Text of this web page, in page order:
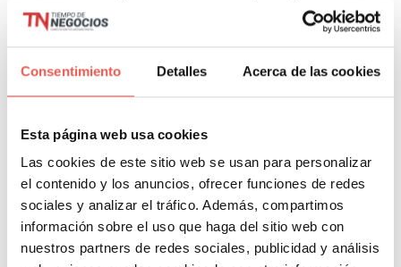
Consentimiento Detalles Acerca de las cookies
Esta página web usa cookies
Las cookies de este sitio web se usan para personalizar
el contenido y los anuncios, ofrecer funciones de redes
sociales y analizar el tráfico. Además, compartimos
información sobre el uso que haga del sitio web con
nuestros partners de redes sociales, publicidad y análisis
plataforma.
Soporte técnico y formación experta:un
software es tan eficiente como el equipo humano
que lo maneja. Asegúrate de elegir un proveedor
que ofrezca un servicio de acompañamiento
cercano, formación continua para la plantilla y un
soporte técnico local que responda ante
cualquier incidencia.